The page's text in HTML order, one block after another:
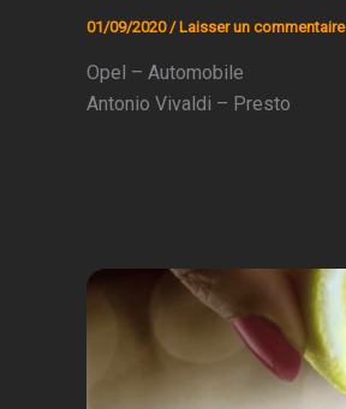
01/09/2020/ Laisser un commentaire
Opel – Automobile
Antonio Vivaldi – Presto